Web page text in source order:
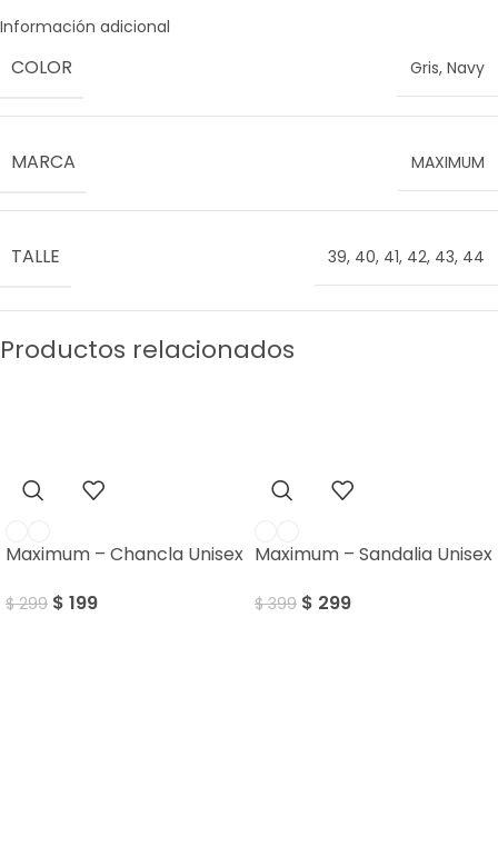
Información adicional
COLOR Gris, Navy
MARCA MAXIMUM
TALLE 39, 40, 41, 42, 43, 44
Productos relacionados
Maximum – Chancla Unisex
$299 $ 199
Maximum – Sandalia Unisex
$399 $ 299